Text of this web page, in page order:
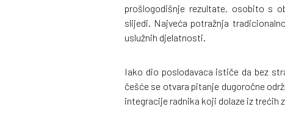
prošlogodišnje rezultate, osobito s
slijedi. Najveća potražnja
uslužnih djelatnosti.
Iako dio poslodavaca ističe da bez
češće se otvara pitanje dugoročne
integracije radnika koji dolaze iz trećih